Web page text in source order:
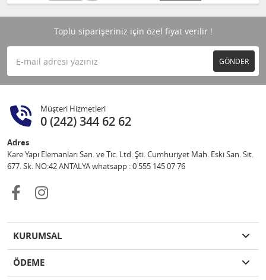
Toplu siparişeriniz için özel fiyat verilir !
GÖNDER
Müşteri Hizmetleri
0 (242) 344 62 62
Adres
Kare Yapı Elemanları San. ve Tic. Ltd. Şti. Cumhuriyet Mah. Eski San. Sit.
677. Sk. NO:42 ANTALYA whatsapp : 0 555 145 07 76
KURUMSAL
ÖDEME